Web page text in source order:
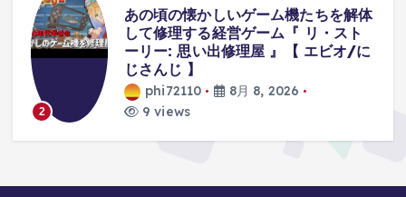
3
襲ってくる『オバケが可愛すぎて』集
中できないホラーゲーム。【八尺様が
いた夏休み | Hachishakusama】
phi72110
7 views